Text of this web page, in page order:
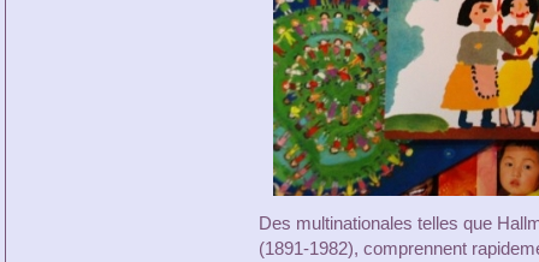
Des multinationales telles que
(1891-1982), comprennent